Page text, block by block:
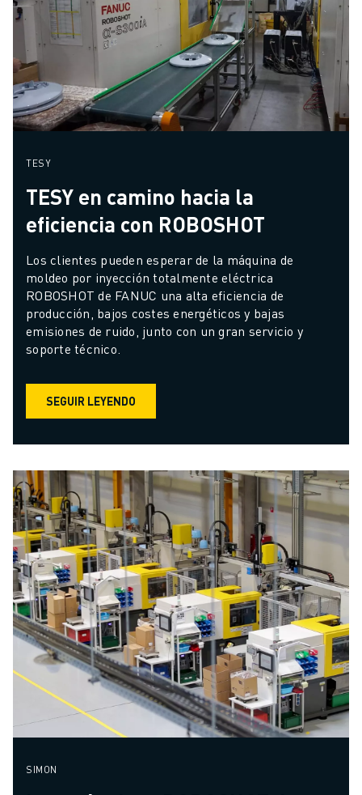
TESY
TESY en camino hacia la
eficiencia con ROBOSHOT
Los clientes pueden esperar de la máquina de
moldeo por inyección totalmente eléctrica
ROBOSHOT de FANUC una alta eficiencia de
producción, bajos costes energéticos y bajas
emisiones de ruido, junto con un gran servicio y
soporte técnico.
SEGUIR LEYENDO
SIMON